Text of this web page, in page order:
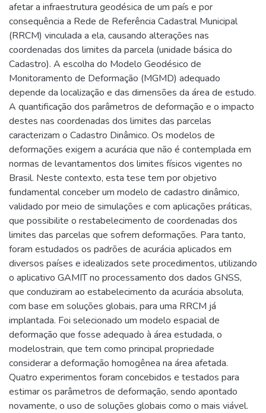
afetar a infraestrutura geodésica de um país e por
consequência a Rede de Referência Cadastral Municipal
(RRCM) vinculada a ela, causando alterações nas
coordenadas dos limites da parcela (unidade básica do
Cadastro). A escolha do Modelo Geodésico de
Monitoramento de Deformação (MGMD) adequado
depende da localização e das dimensões da área de estudo.
A quantificação dos parâmetros de deformação e o impacto
destes nas coordenadas dos limites das parcelas
caracterizam o Cadastro Dinâmico. Os modelos de
deformações exigem a acurácia que não é contemplada em
normas de levantamentos dos limites físicos vigentes no
Brasil. Neste contexto, esta tese tem por objetivo
fundamental conceber um modelo de cadastro dinâmico,
validado por meio de simulações e com aplicações práticas,
que possibilite o restabelecimento de coordenadas dos
limites das parcelas que sofrem deformações. Para tanto,
foram estudados os padrões de acurácia aplicados em
diversos países e idealizados sete procedimentos, utilizando
o aplicativo GAMIT no processamento dos dados GNSS,
que conduziram ao estabelecimento da acurácia absoluta,
com base em soluções globais, para uma RRCM já
implantada. Foi selecionado um modelo espacial de
deformação que fosse adequado à área estudada, o
modelostrain, que tem como principal propriedade
considerar a deformação homogênea na área afetada.
Quatro experimentos foram concebidos e testados para
estimar os parâmetros de deformação, sendo apontado
novamente, o uso de soluções globais como o mais viável.